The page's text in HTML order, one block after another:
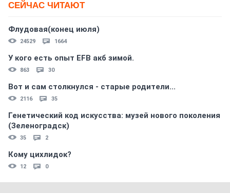
СЕЙЧАС ЧИТАЮТ
Флудовая(конец июля)
24529 1664
У кого есть опыт EFB акб зимой.
863 30
Вот и сам столкнулся - старые родители...
2116 35
Генетический код искусства: музей нового поколения
(Зеленоградск)
35 2
Кому цихлидок?
12 0